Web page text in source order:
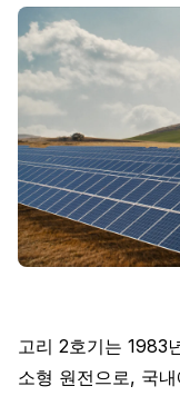
고리 2호기는 1983
소형 원전으로, 국